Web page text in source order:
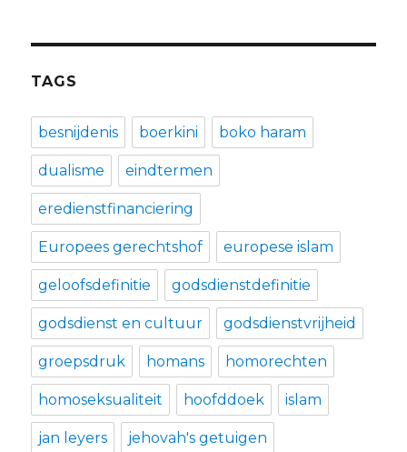
TAGS
besnijdenis boerkini boko haram
dualisme eindtermen
eredienstfinanciering
Europees gerechtshof europese islam
geloofsdefinitie godsdienstdefinitie
godsdienst en cultuur godsdienstvrijheid
groepsdruk homans homorechten
homoseksualiteit hoofddoek islam
jan leyers jehovah's getuigen